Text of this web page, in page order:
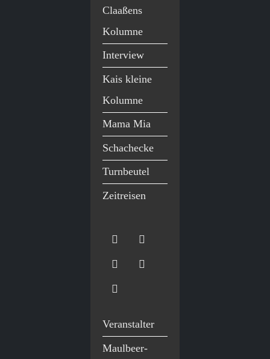
Claaßens
Kolumne
Interview
Kais kleine
Kolumne
Mama Mia
Schachecke
Turnbeutel
Zeitreisen
Veranstalter
Maulbeer-